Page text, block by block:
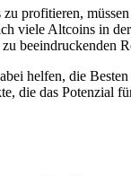
profitieren,
viele Altcoins in
beeindruckenden
helfen, die
die das Potenzial